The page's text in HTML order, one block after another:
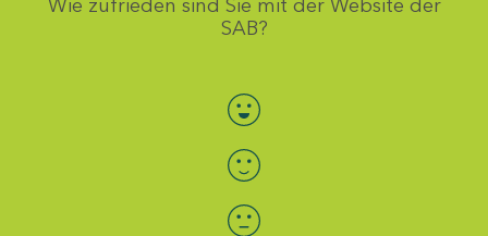
Wie zufrieden sind Sie mit der Website der
SAB?
Bewertung auswählen